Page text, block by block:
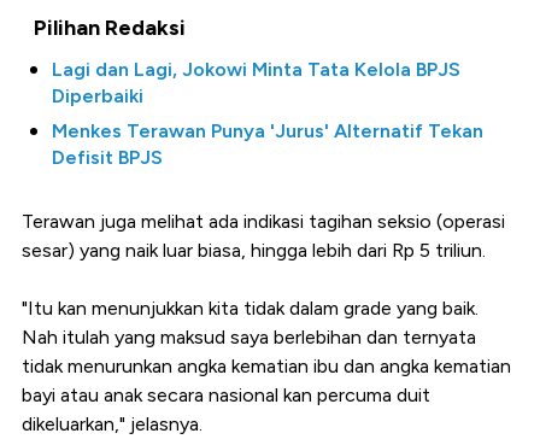
Pilihan Redaksi
Lagi dan Lagi, Jokowi Minta Tata Kelola BPJS
Diperbaiki
Menkes Terawan Punya 'Jurus' Alternatif Tekan
Defisit BPJS
Terawan juga melihat ada indikasi tagihan seksio (operasi
sesar) yang naik luar biasa, hingga lebih dari Rp 5 triliun.
"Itu kan menunjukkan kita tidak dalam grade yang baik.
Nah itulah yang maksud saya berlebihan dan ternyata
tidak menurunkan angka kematian ibu dan angka kematian
bayi atau anak secara nasional kan percuma duit
dikeluarkan," jelasnya.